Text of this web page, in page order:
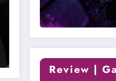
Review |